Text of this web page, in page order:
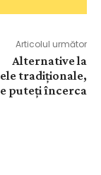
Articolul următor
Alternative la
tradiționale,
puteți încerca